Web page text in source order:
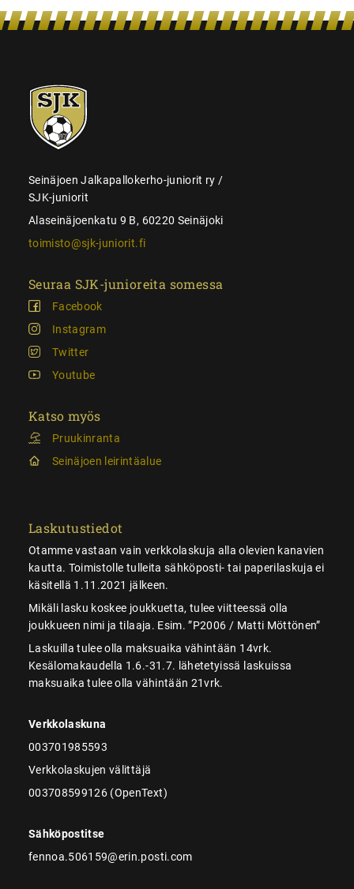
SJK-
juniorit
Seinäjoen Jalkapallokerho-juniorit ry /
SJK-juniorit
Alaseinäjoenkatu 9 B, 60220 Seinäjoki
toimisto@sjk-juniorit.fi
Seuraa SJK-junioreita somessa
Facebook
Instagram
Twitter
Youtube
Katso myös
Pruukinranta
Seinäjoen leirintäalue
Laskutustiedot
Otamme vastaan vain verkkolaskuja alla olevien kanavien
kautta. Toimistolle tulleita sähköposti- tai paperilaskuja ei
käsitellä 1.11.2021 jälkeen.
Mikäli lasku koskee joukkuetta, tulee viitteessä olla
joukkueen nimi ja tilaaja. Esim. ”P2006 / Matti Möttönen”
Laskuilla tulee olla maksuaika vähintään 14vrk.
Kesälomakaudella 1.6.-31.7. lähetetyissä laskuissa
maksuaika tulee olla vähintään 21vrk.
Verkkolaskuna
003701985593
Verkkolaskujen välittäjä
003708599126 (OpenText)
Sähköpostitse
fennoa.506159@erin.posti.com